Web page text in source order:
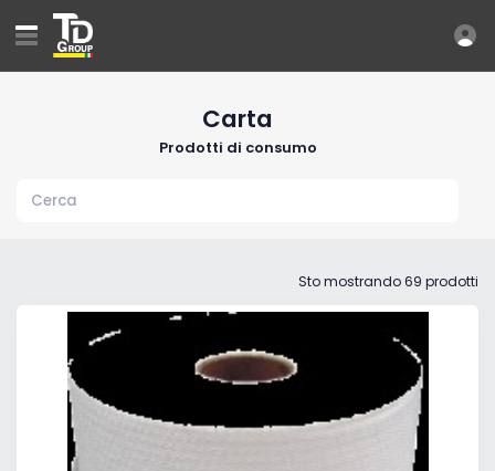
Carta
Prodotti di consumo
Sto mostrando 69 prodotti